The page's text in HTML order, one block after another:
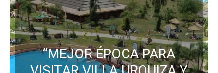
“MEJOR ÉPOCA PARA